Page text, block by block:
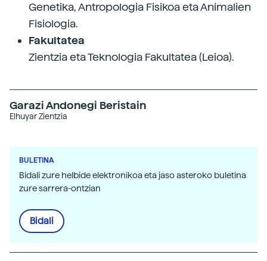
Genetika, Antropologia Fisikoa eta Animalien
Fisiologia.
Fakultatea
Zientzia eta Teknologia Fakultatea (Leioa).
Garazi Andonegi Beristain
Elhuyar Zientzia
BULETINA
Bidali zure helbide elektronikoa eta jaso asteroko buletina
zure sarrera-ontzian
Bidali